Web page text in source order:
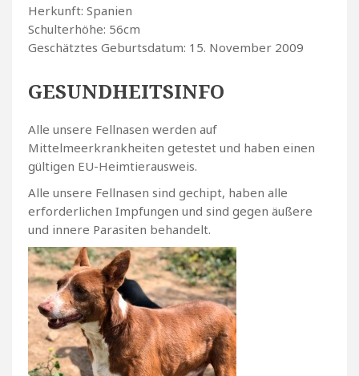
Herkunft: Spanien
Schulterhöhe: 56cm
Geschätztes Geburtsdatum: 15. November 2009
GESUNDHEITSINFO
Alle unsere Fellnasen werden auf
Mittelmeerkrankheiten getestet und haben einen
gültigen EU-Heimtierausweis.
Alle unsere Fellnasen sind gechipt, haben alle
erforderlichen Impfungen und sind gegen äußere
und innere Parasiten behandelt.